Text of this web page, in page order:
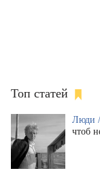
Топ статей
Люди /
чтоб